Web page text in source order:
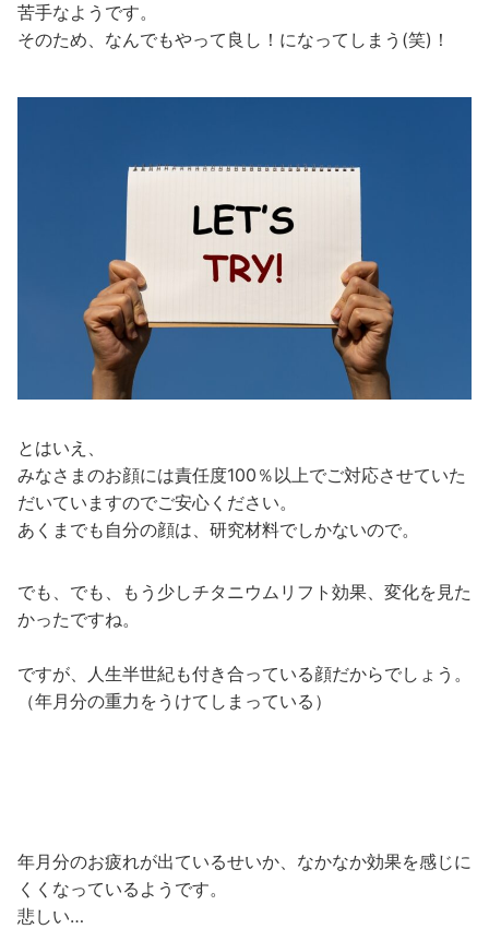
苦手なようです。
そのため、なんでもやって良し！になってしまう(笑)！
とはいえ、
みなさまのお顔には責任度100％以上でご対応させていた
だいていますのでご安心ください。
あくまでも自分の顔は、研究材料でしかないので。
でも、でも、もう少しチタニウムリフト効果、変化を見た
かったですね。
ですが、人生半世紀も付き合っている顔だからでしょう。
（年月分の重力をうけてしまっている）
年月分のお疲れが出ているせいか、なかなか効果を感じに
くくなっているようです。
悲しい…